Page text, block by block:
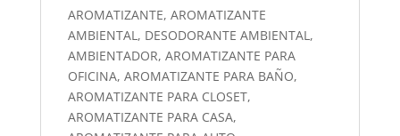
AROMATIZANTE, AROMATIZANTE
AMBIENTAL, DESODORANTE AMBIENTAL,
AMBIENTADOR, AROMATIZANTE PARA
OFICINA, AROMATIZANTE PARA BAÑO,
AROMATIZANTE PARA CLOSET,
AROMATIZANTE PARA CASA,